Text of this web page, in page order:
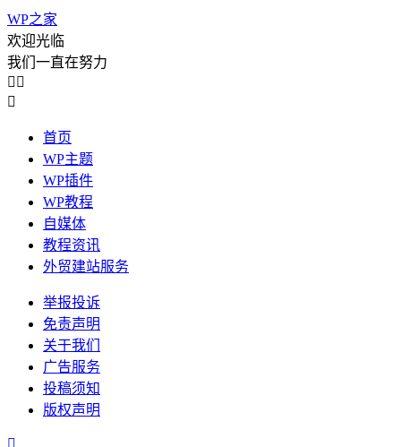
WP之家
欢迎光临
我们一直在努力
 

首页
WP主题
WP插件
WP教程
自媒体
教程资讯
外贸建站服务
举报投诉
免责声明
关于我们
广告服务
投稿须知
版权声明
